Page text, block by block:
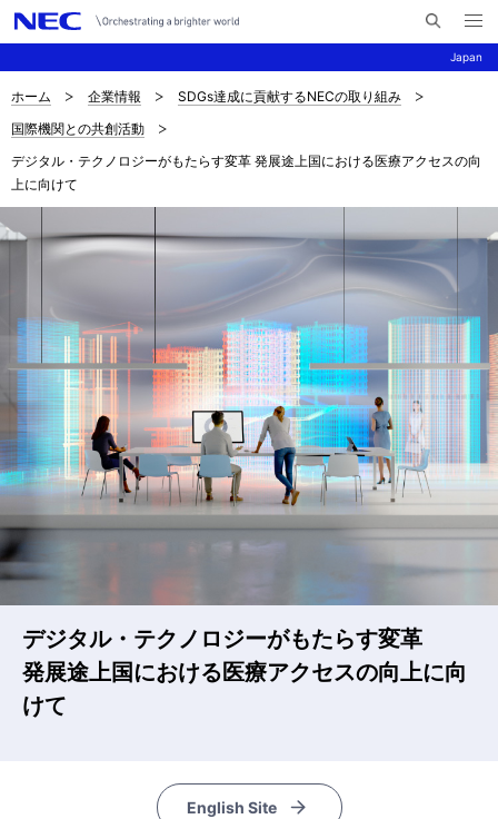
Japan
イ
索
メ
ニ
ュ
ナ
ビ
ゲ
ー
シ
ン
サ
イ
ト
内
在
位
置
ホーム 企業情報
SDGs達成に貢献するNECの取り組み
国際機関との共創活動
デジタル・テクノロジーがもたらす変革 発展途上国における医療アクセスの向
上に向けて
デジタル・テクノロジーがもたらす変革
発展途上国における医療アクセスの向上に向
けて
English Site